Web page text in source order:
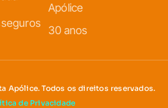
Apólice
30 anos
Apólice. Todos os direitos reservados.
de Privacidade